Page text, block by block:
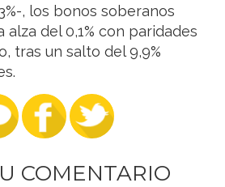
, los bonos soberanos
alza del 0,1% con paridades
tras un salto del 9,9%
COMENTARIO